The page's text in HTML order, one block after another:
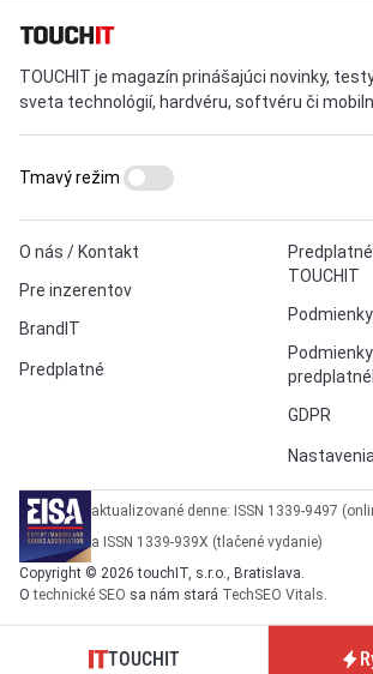
TOUCHIT je magazín prinášajúci novinky,
sveta technológií, hardvéru, softvéru či
O nás / Kontakt
Pre inzerentov
BrandIT
Predplatné
TOUCHIT
GDPR
Tmavý režim
aktualizované denne: ISSN 1339-9497
a ISSN 1339-939X (tlačené vydanie)
Copyright © 2026 touchIT, s.r.o., Bratislava.
Otechnické SEO sa nám stará TechSEO Vitals.
TOUCHIT